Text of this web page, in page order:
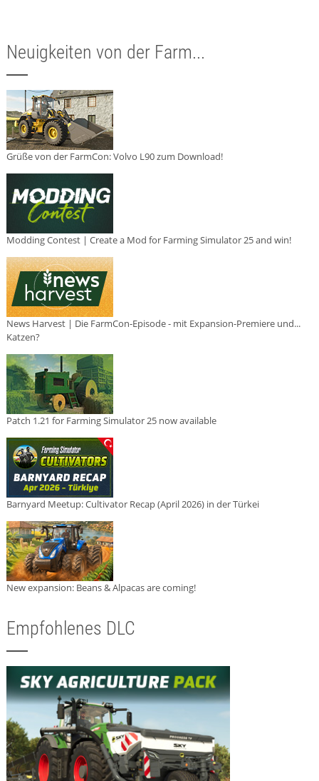
Neuigkeiten von der Farm...
Grüße von der FarmCon: Volvo L90 zum Download!
Modding Contest | Create a Mod for Farming Simulator 25 and win!
News Harvest | Die FarmCon-Episode - mit Expansion-Premiere und...
Katzen?
Patch 1.21 for Farming Simulator 25 now available
Barnyard Meetup: Cultivator Recap (April 2026) in der Türkei
New expansion: Beans & Alpacas are coming!
Empfohlenes DLC